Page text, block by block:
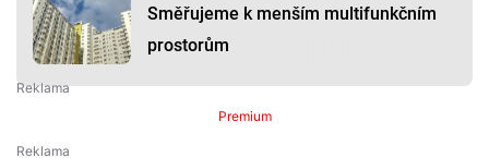
Směřujeme k menším multifunkčním
prostorům
Premium